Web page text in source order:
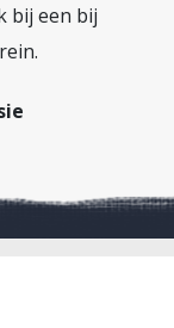
bij een bij